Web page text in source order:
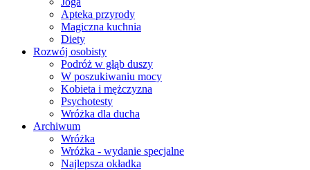
Apteka przyrody
Magiczna kuchnia
Diety
Rozwój osobisty
Podróż w głąb duszy
W poszukiwaniu mocy
Kobieta i mężczyzna
Psychotesty
Wróżka dla ducha
Archiwum
Wróżka
Wróżka - wydanie specjalne
Najlepsza okładka